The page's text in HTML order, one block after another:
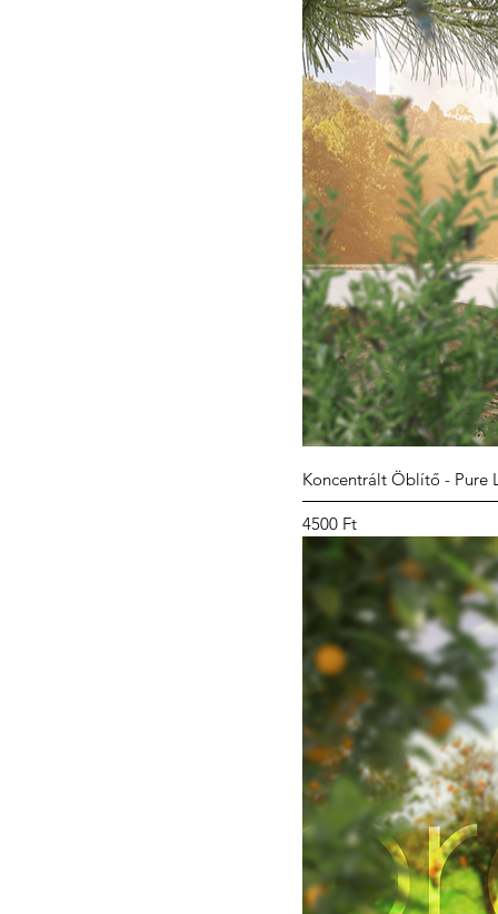
Koncentrált Öblítő - Pure
Ár
4500 Ft